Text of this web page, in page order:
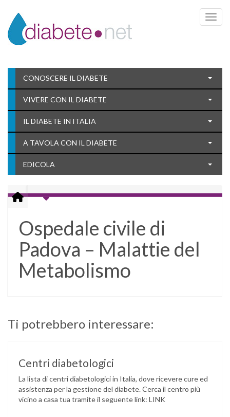
Toggle
CONOSCERE IL DIABETE
VIVERE CON IL DIABETE
IL DIABETE IN ITALIA
A TAVOLA CON IL DIABETE
EDICOLA
Ospedale civile di
Padova – Malattie del
Metabolismo
Ti potrebbero interessare:
Centri diabetologici
La lista di centri diabetologici in Italia, dove ricevere cure ed
assistenza per la gestione del diabete. Cerca il centro più
vicino a casa tua tramite il seguente link: LINK